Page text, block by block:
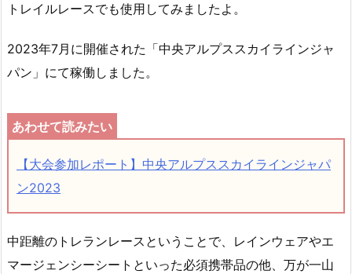
トレイルレースでも使用してみましたよ。
2023年7月に開催された「中央アルプススカイラインジャ
パン」にて稼働しました。
【大会参加レポート】中央アルプススカイラインジャパ
ン2023
中距離のトレランレースということで、レインウェアやエ
マージェンシーシートといった必須携帯品の他、万が一山